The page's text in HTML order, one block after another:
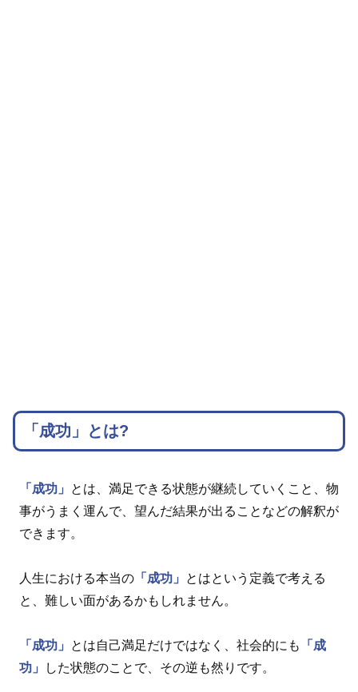
「成功」とは?
「成功」
とは、満足できる状態が継続していくこと、物
事がうまく運んで、望んだ結果が出ることなどの解釈が
できます。
人生における本当の 「成功」
とはという定義で考える
と、難しい面があるかもしれません。
「成功」 とは自己満足だけではなく、社会的にも
「成
功」
した状態のことで、その逆も然りです。